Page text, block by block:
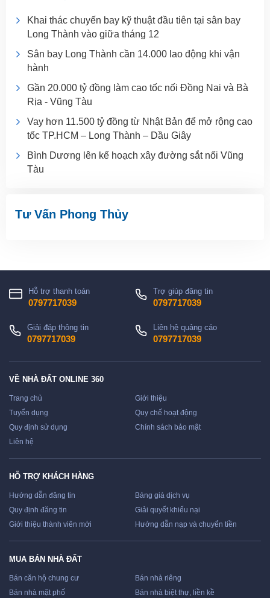
Khai thác chuyến bay kỹ thuật đầu tiên tại sân bay
Long Thành vào giữa tháng 12
Sân bay Long Thành cần 14.000 lao động khi vận
hành
Gần 20.000 tỷ đồng làm cao tốc nối Đồng Nai và Bà
Rịa - Vũng Tàu
Vay hơn 11.500 tỷ đồng từ Nhật Bản để mở rộng cao
tốc TP.HCM – Long Thành – Dầu Giây
Bình Dương lên kế hoạch xây đường sắt nối Vũng
Tàu
Tư Vấn Phong Thủy
Hỗ trợ thanh toán
0797717039
Trợ giúp đăng tin
0797717039
Giải đáp thông tin
0797717039
Liên hệ quảng cáo
0797717039
VỀ NHÀ ĐẤT ONLINE 360
Trang chủ
Giới thiệu
Tuyển dụng
Quy chế hoạt động
Quy định sử dụng
Chính sách bảo mật
Liên hệ
HỖ TRỢ KHÁCH HÀNG
Hướng dẫn đăng tin
Bảng giá dịch vụ
Quy định đăng tin
Giải quyết khiếu nại
Giới thiệu thành viên mới
Hướng dẫn nạp và chuyển tiền
MUA BÁN NHÀ ĐẤT
Bán căn hộ chung cư
Bán nhà riêng
Bán nhà mặt phố
Bán nhà biệt thự, liền kề